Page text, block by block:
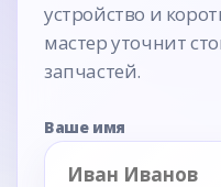
устройство и
мастер уточнит
запчастей.
Ваше имя